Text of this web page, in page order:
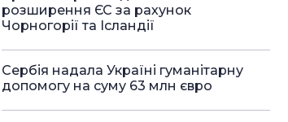
розширення ЄС за рахунок
Чорногорії та Ісландії
Сербія надала Україні гуманітарну
допомогу на суму 63 млн євро